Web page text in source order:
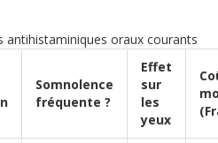
antihistaminiques oraux courants
Somnolence
fréquente ?
Effet
sur
les
yeux